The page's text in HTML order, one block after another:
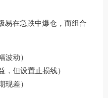
易在急跌中爆仓，而组合
波动）
，但设置止损线）
现差）